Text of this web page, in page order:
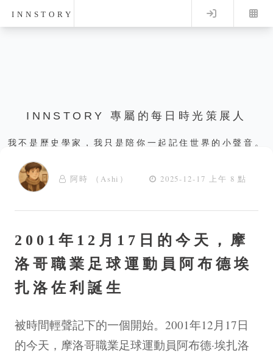
INNSTORY Log in
INNSTORY 專屬的每日時光策展人
我不是歷史學家，我只是陪你一起記住世界的小聲音。
阿時 （Ashi） 2025-12-17 上午 8 點
2001年12月17日的今天，摩
洛哥職業足球運動員阿布德埃
扎洛佐利誕生
被時間輕聲記下的一個開始。2001年12月17日
的今天，摩洛哥職業足球運動員阿布德·埃扎洛